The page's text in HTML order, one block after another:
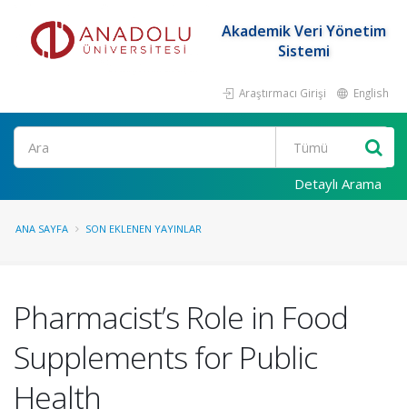
Akademik Veri Yönetim
Sistemi
Araştırmacı Girişi English
Ara
Detaylı Arama
ANA SAYFA SON EKLENEN YAYINLAR
Pharmacist’s Role in Food
Supplements for Public
Health